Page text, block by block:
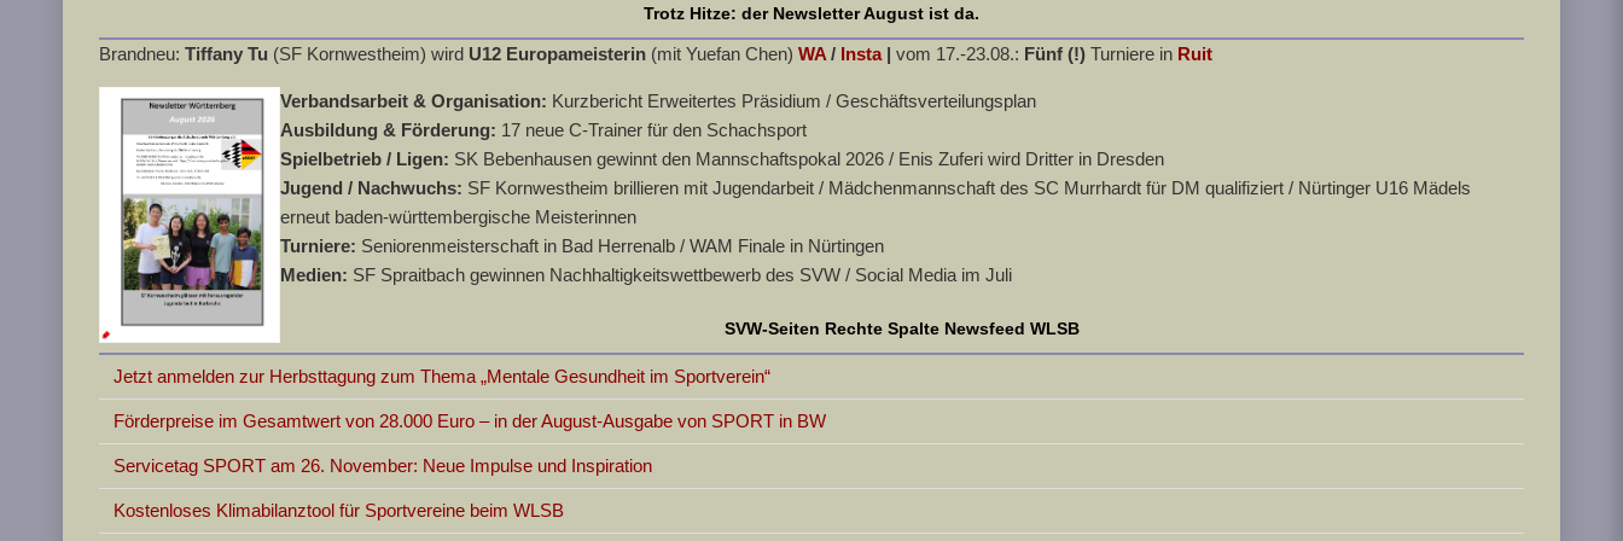
Trotz Hitze: der Newsletter August ist da.
Brandneu: Tiffany Tu (SF Kornwestheim) wird U12 Europameisterin (mit Yuefan Chen) WA / Insta| vom 17.-23.08.: Fünf (!) Turniere in Ruit
Verbandsarbeit & Organisation: Kurzbericht Erweitertes Präsidium / Geschäftsverteilungsplan
Ausbildung & Förderung: 17 neue C-Trainer für den Schachsport
Spielbetrieb / Ligen: SK Bebenhausen gewinnt den Mannschaftspokal 2026 / Enis Zuferi wird Dritter in Dresden
Jugend / Nachwuchs: SF Kornwestheim brillieren mit Jugendarbeit / Mädchenmannschaft des SC Murrhardt für DM qualifiziert / Nürtinger U16 Mädels
erneut baden-württembergische Meisterinnen
Turniere: Seniorenmeisterschaft in Bad Herrenalb / WAM Finale in Nürtingen
Medien: SF Spraitbach gewinnen Nachhaltigkeitswettbewerb des SVW / Social Media im Juli
SVW-Seiten Rechte Spalte Newsfeed WLSB
Jetzt anmelden zur Herbsttagung zum Thema „Mentale Gesundheit im Sportverein“
Förderpreise im Gesamtwert von 28.000 Euro – in der August-Ausgabe von SPORT in BW
Servicetag SPORT am 26. November: Neue Impulse und Inspiration
Kostenloses Klimabilanztool für Sportvereine beim WLSB